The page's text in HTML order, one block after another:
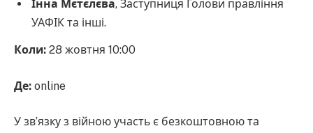
Інна Мєтєлєва, Заступниця Голови правління
УАФІК та інші.
Коли: 28 жовтня 10:00
Де: online
У зв’язку з війною участь є безкоштовною та